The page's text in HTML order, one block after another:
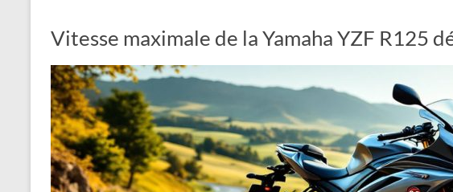
Vitesse maximale de la Yamaha YZF R125